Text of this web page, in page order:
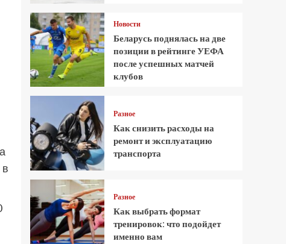
Новости
Беларусь поднялась на две
позиции в рейтинге УЕФА
после успешных матчей
клубов
Разное
Как снизить расходы на
ремонт и эксплуатацию
транспорта
Разное
Как выбрать формат
тренировок: что подойдет
именно вам